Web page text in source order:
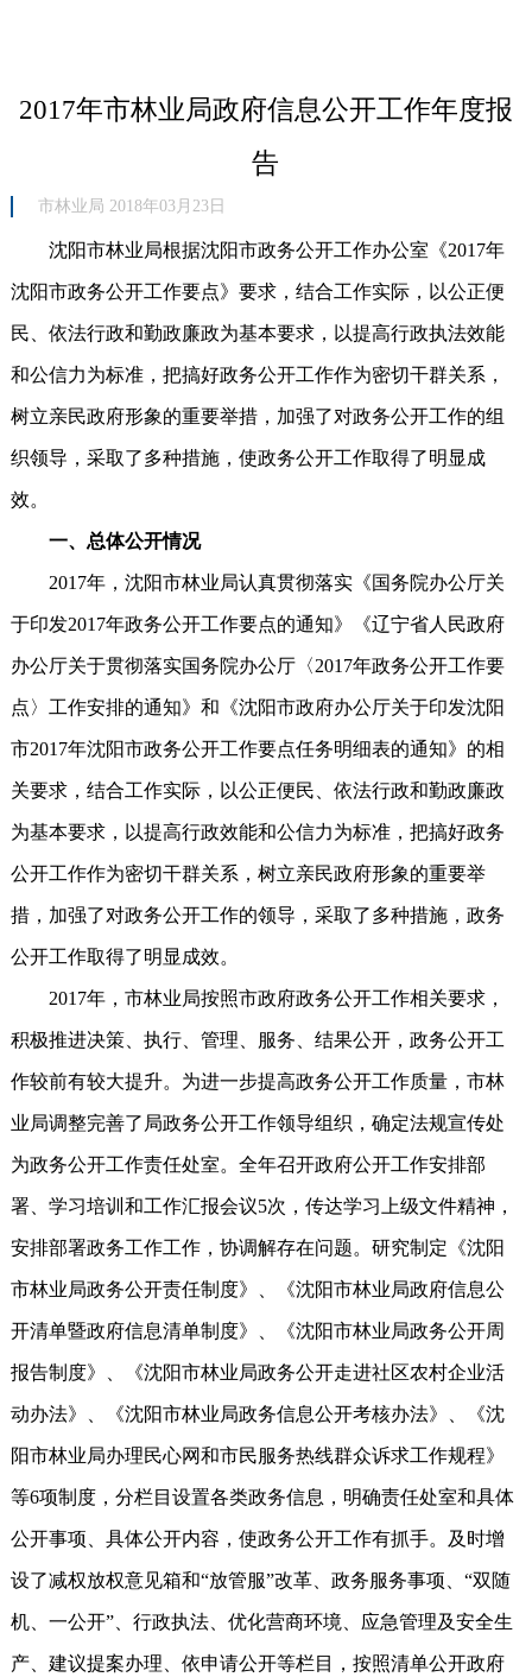
2017年市林业局政府信息公开工作年度报
告
市林业局 2018年03月23日
沈阳市林业局根据沈阳市政务公开工作办公室《2017年
沈阳市政务公开工作要点》要求，结合工作实际，以公正便
民、依法行政和勤政廉政为基本要求，以提高行政执法效能
和公信力为标准，把搞好政务公开工作作为密切干群关系，
树立亲民政府形象的重要举措，加强了对政务公开工作的组
织领导，采取了多种措施，使政务公开工作取得了明显成
效。
一、总体公开情况
2017年，沈阳市林业局认真贯彻落实《国务院办公厅关
于印发2017年政务公开工作要点的通知》《辽宁省人民政府
办公厅关于贯彻落实国务院办公厅〈2017年政务公开工作要
点〉工作安排的通知》和《沈阳市政府办公厅关于印发沈阳
市2017年沈阳市政务公开工作要点任务明细表的通知》的相
关要求，结合工作实际，以公正便民、依法行政和勤政廉政
为基本要求，以提高行政效能和公信力为标准，把搞好政务
公开工作作为密切干群关系，树立亲民政府形象的重要举
措，加强了对政务公开工作的领导，采取了多种措施，政务
公开工作取得了明显成效。
2017年，市林业局按照市政府政务公开工作相关要求，
积极推进决策、执行、管理、服务、结果公开，政务公开工
作较前有较大提升。为进一步提高政务公开工作质量，市林
业局调整完善了局政务公开工作领导组织，确定法规宣传处
为政务公开工作责任处室。全年召开政府公开工作安排部
署、学习培训和工作汇报会议5次，传达学习上级文件精神，
安排部署政务工作工作，协调解存在问题。研究制定《沈阳
市林业局政务公开责任制度》、《沈阳市林业局政府信息公
开清单暨政府信息清单制度》、《沈阳市林业局政务公开周
报告制度》、《沈阳市林业局政务公开走进社区农村企业活
动办法》、《沈阳市林业局政务信息公开考核办法》、《沈
阳市林业局办理民心网和市民服务热线群众诉求工作规程》
等6项制度，分栏目设置各类政务信息，明确责任处室和具体
公开事项、具体公开内容，使政务公开工作有抓手。及时增
设了减权放权意见箱和“放管服”改革、政务服务事项、“双随
机、一公开”、行政执法、优化营商环境、应急管理及安全生
产、建议提案办理、依申请公开等栏目，按照清单公开政府